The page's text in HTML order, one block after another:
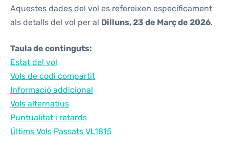
Aquestes dades del vol es refereixen específicament
als detalls del vol per al Dilluns, 23 de Març de 2026.
Taula de continguts:
Estat del vol
Vols de codi compartit
Informació addicional
Vols alternatius
Puntualitat i retards
Últims Vols Passats VL1815